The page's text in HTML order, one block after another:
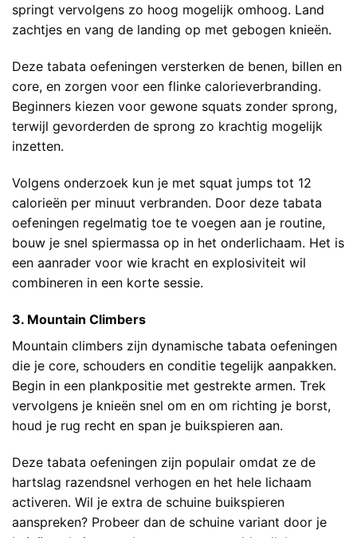
springt vervolgens zo hoog mogelijk omhoog. Land
zachtjes en vang de landing op met gebogen knieën.
Deze tabata oefeningen versterken de benen, billen en
core, en zorgen voor een flinke calorieverbranding.
Beginners kiezen voor gewone squats zonder sprong,
terwijl gevorderden de sprong zo krachtig mogelijk
inzetten.
Volgens onderzoek kun je met squat jumps tot 12
calorieën per minuut verbranden. Door deze tabata
oefeningen regelmatig toe te voegen aan je routine,
bouw je snel spiermassa op in het onderlichaam. Het is
een aanrader voor wie kracht en explosiviteit wil
combineren in een korte sessie.
3. Mountain Climbers
Mountain climbers zijn dynamische tabata oefeningen
die je core, schouders en conditie tegelijk aanpakken.
Begin in een plankpositie met gestrekte armen. Trek
vervolgens je knieën snel om en om richting je borst,
houd je rug recht en span je buikspieren aan.
Deze tabata oefeningen zijn populair omdat ze de
hartslag razendsnel verhogen en het hele lichaam
activeren. Wil je extra de schuine buikspieren
aanspreken? Probeer dan de schuine variant door je